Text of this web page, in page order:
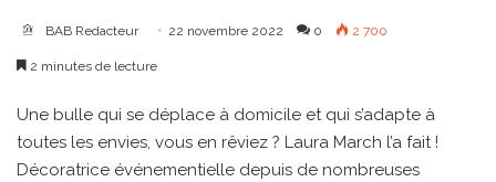
BAB Redacteur 22 novembre 2022 0 2 700
2 minutes de lecture
Une bulle qui se déplace à domicile et qui s’adapte à
toutes les envies, vous en rêviez ? Laura March l’a fait !
Décoratrice événementielle depuis de nombreuses